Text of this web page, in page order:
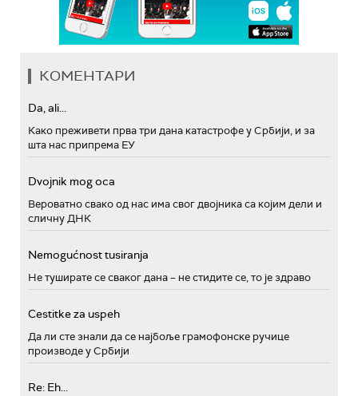
КОМЕНТАРИ
Da, ali...
Како преживети прва три дана катастрофе у Србији, и за
шта нас припрема ЕУ
Dvojnik mog oca
Вероватно свако од нас има свог двојника са којим дели и
сличну ДНК
Nemogućnost tusiranja
Не туширате се сваког дана – не стидите се, то је здраво
Cestitke za uspeh
Да ли сте знали да се најбоље грамофонске ручице
производе у Србији
Re: Eh...